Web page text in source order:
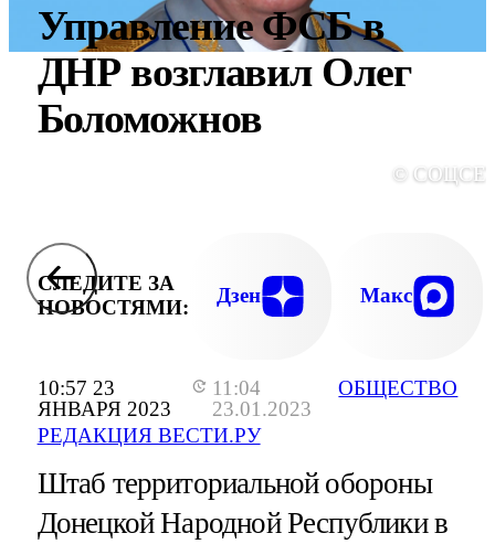
10:57 23
ЯНВАРЯ 2023
11:04
23.01.2023
РЕДАКЦИЯ ВЕСТИ.РУ
ОБЩЕСТВО
Управление ФСБ в
ДНР возглавил Олег
Боломожнов
©
СЛЕДИТЕ ЗА
НОВОСТЯМИ:
Дзен Макс
Штаб территориальной обороны
Донецкой Народной Республики в